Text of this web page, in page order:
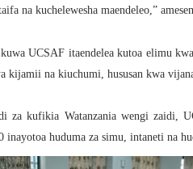
na kuchelewesha maendeleo,”
UCSAF itaendelea kutoa elimu
kijamii na kiuchumi, hususan kwa
za kufikia Watanzania wengi zaidi,
inayotoa huduma za simu, intaneti na